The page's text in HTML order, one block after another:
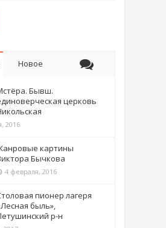
Новое
Бывш.
церковь
2016
картины
Бычкова
4 февраля, 2016
пионер лагеря
быль»,
р-н